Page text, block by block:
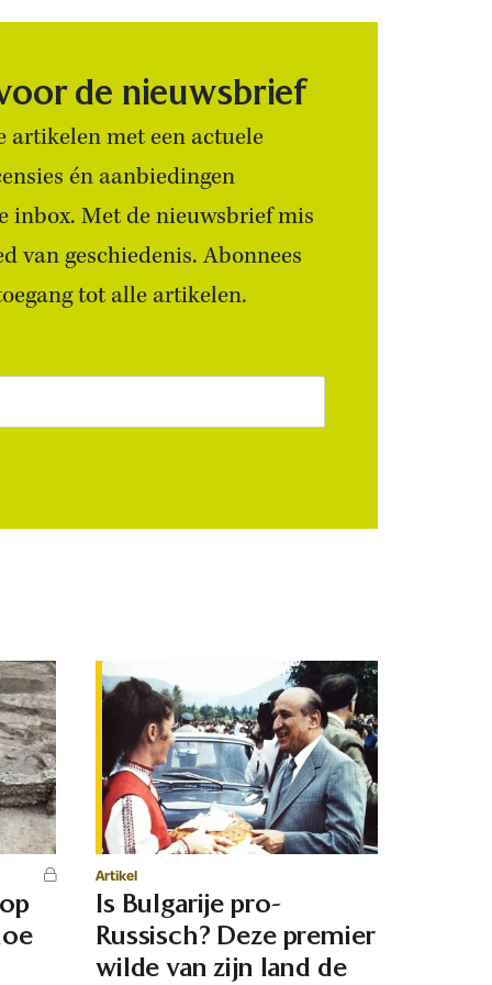
de nieuwsbrief
artikelen met een actuele
én aanbiedingen
inbox. Met de nieuwsbrief mis
van geschiedenis. Abonnees
tot alle artikelen.
Artikel
Is Bulgarije pro-
Russisch? Deze premier
wilde van zijn land de